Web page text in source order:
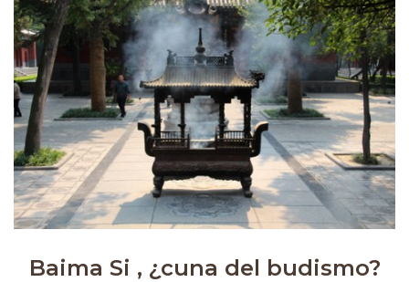
Baima Si , ¿cuna del budismo?